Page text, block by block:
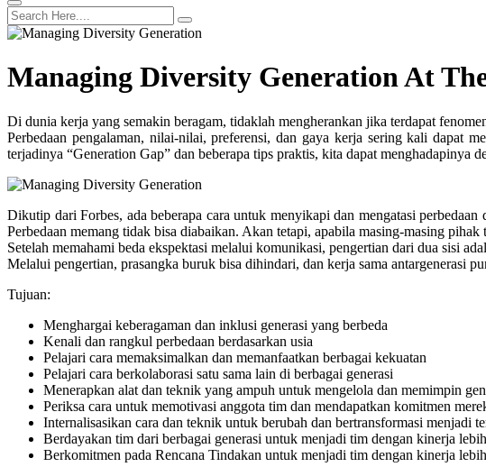
Managing Diversity Generation At
Di dunia kerja yang semakin beragam, tidaklah mengherankan jika terdapat
Perbedaan pengalaman, nilai-nilai, preferensi, dan gaya kerja sering kali dapat
terjadinya “Generation Gap” dan beberapa tips praktis, kita dapat menghadapinya
Dikutip dari Forbes, ada beberapa cara untuk menyikapi dan mengatasi
Perbedaan memang tidak bisa diabaikan. Akan tetapi, apabila masing-masing
Setelah memahami beda ekspektasi melalui komunikasi, pengertian dari dua sisi
Melalui pengertian, prasangka buruk bisa dihindari, dan kerja sama antargenerasi
Tujuan:
Menghargai keberagaman dan inklusi generasi yang berbeda
Kenali dan rangkul perbedaan berdasarkan usia
Pelajari cara memaksimalkan dan memanfaatkan berbagai kekuatan
Pelajari cara berkolaborasi satu sama lain di berbagai generasi
Menerapkan alat dan teknik yang ampuh untuk mengelola dan memimpin
Periksa cara untuk memotivasi anggota tim dan mendapatkan komitmen
Internalisasikan cara dan teknik untuk berubah dan bertransformasi menjadi
Berdayakan tim dari berbagai generasi untuk menjadi tim dengan kinerja
Berkomitmen pada Rencana Tindakan untuk menjadi tim dengan kinerja